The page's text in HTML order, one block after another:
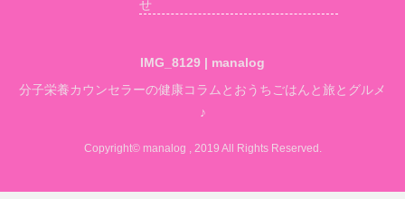
せ
IMG_8129 | manalog
分子栄養カウンセラーの健康コラムとおうちごはんと旅とグルメ
♪
Copyright© manalog , 2019 All Rights Reserved.